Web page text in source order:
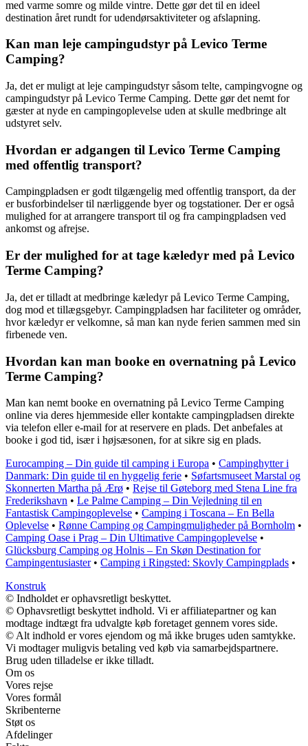
med varme somre og milde vintre. Dette gør det til en ideel
destination året rundt for udendørsaktiviteter og afslapning.
Kan man leje campingudstyr på Levico Terme
Camping?
Ja, det er muligt at leje campingudstyr såsom telte, campingvogne og
campingudstyr på Levico Terme Camping. Dette gør det nemt for
gæster at nyde en campingoplevelse uden at skulle medbringe alt
udstyret selv.
Hvordan er adgangen til Levico Terme Camping
med offentlig transport?
Campingpladsen er godt tilgængelig med offentlig transport, da der
er busforbindelser til nærliggende byer og togstationer. Der er også
mulighed for at arrangere transport til og fra campingpladsen ved
ankomst og afrejse.
Er der mulighed for at tage kæledyr med på Levico
Terme Camping?
Ja, det er tilladt at medbringe kæledyr på Levico Terme Camping,
dog mod et tillægsgebyr. Campingpladsen har faciliteter og områder,
hvor kæledyr er velkomne, så man kan nyde ferien sammen med sin
firbenede ven.
Hvordan kan man booke en overnatning på Levico
Terme Camping?
Man kan nemt booke en overnatning på Levico Terme Camping
online via deres hjemmeside eller kontakte campingpladsen direkte
via telefon eller e-mail for at reservere en plads. Det anbefales at
booke i god tid, især i højsæsonen, for at sikre sig en plads.
Eurocamping – Din guide til camping i Europa • Campinghytter i
Danmark: Din guide til en hyggelig ferie • Søfartsmuseet Marstal og
Skonnerten Martha på Ærø • Rejse til Gøteborg med Stena Line fra
Frederikshavn • Le Palme Camping – Din Vejledning til en
Fantastisk Campingoplevelse • Camping i Toscana – En Bella
Oplevelse • Rønne Camping og Campingmuligheder på Bornholm •
Camping Oase i Prag – Din Ultimative Campingoplevelse •
Glücksburg Camping og Holnis – En Skøn Destination for
Campingentusiaster• Camping i Ringsted: Skovly Campingplads •
Konstruk
© Indholdet er ophavsretligt beskyttet.
© Ophavsretligt beskyttet indhold. Vi er affiliatepartner og kan
modtage indtægt fra udvalgte køb foretaget gennem vores side.
© Alt indhold er vores ejendom og må ikke bruges uden samtykke.
Vi modtager muligvis betaling ved køb via samarbejdspartnere.
Brug uden tilladelse er ikke tilladt.
Om os
Vores rejse
Vores formål
Skribenterne
Støt os
Afdelinger